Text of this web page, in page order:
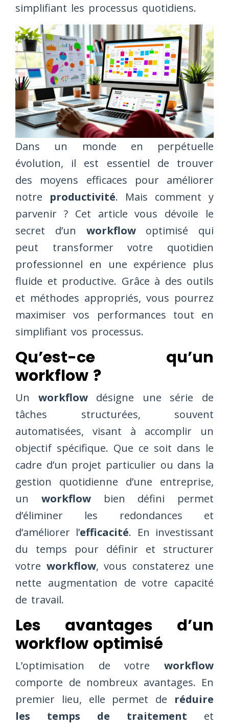
simplifiant les processus quotidiens.
Dans un monde en perpétuelle
évolution, il est essentiel de trouver
des moyens efficaces pour améliorer
notre productivité. Mais comment y
parvenir ? Cet article vous dévoile le
secret d’un workflowoptimisé qui
peut transformer votre quotidien
professionnel en une expérience plus
fluide et productive. Grâce à des outils
et méthodes appropriés, vous pourrez
maximiser vos performances tout en
simplifiant vos processus.
Qu’est-ce qu’un
workflow ?
Un workflowdésigne une série de
tâches structurées, souvent
automatisées, visant à accomplir un
objectif spécifique. Que ce soit dans le
cadre d’un projet particulier ou dans la
gestion quotidienne d’une entreprise,
un workflowbien défini permet
d’éliminer les redondances et
d’améliorer l’efficacité. En investissant
du temps pour définir et structurer
votre workflow, vous constaterez une
nette augmentation de votre capacité
de travail.
Les avantages d’un
workflow optimisé
L’optimisation de votre workflow
comporte de nombreux avantages. En
premier lieu, elle permet de réduire
les temps de traitement et